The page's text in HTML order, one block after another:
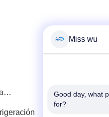
Contacto
Miss wu
Good day, what
for?